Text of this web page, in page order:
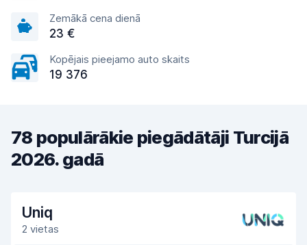
Zemākā cena dienā
23 €
Kopējais pieejamo auto skaits
19 376
78 populārākie piegādātāji Turcijā
2026. gadā
Uniq
2 vietas